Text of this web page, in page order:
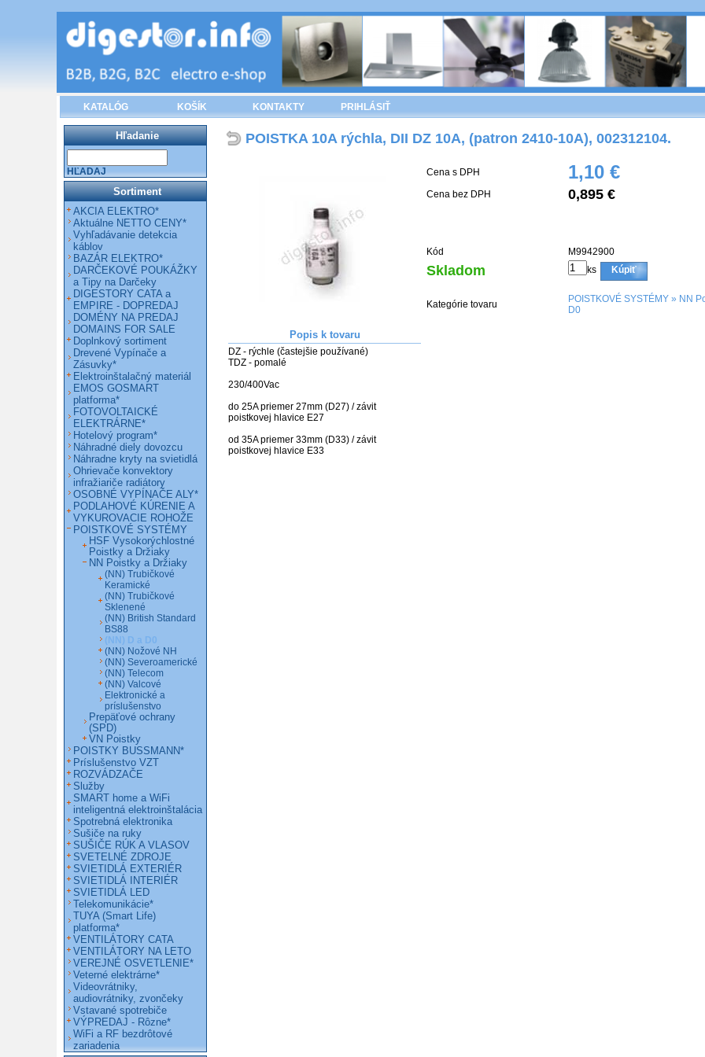
KATALÓG KOŠÍK KONTAKTY PRIHLÁSIŤ
POISTKA 10A rýchla, DII DZ 10A, (patron 2410-10A), 002312104.
Cena s DPH 1,10 €
Cena bez DPH 0,895 €
Kód M9942900
Skladom ks Kúpiť
Kategórie tovaru POISTKOVÉ SYSTÉMY » NN
D0
Popis k tovaru
DZ - rýchle (častejšie používané)
TDZ - pomalé
230/400Vac
do 25A priemer 27mm (D27) / závit
poistkovej hlavice E27
od 35A priemer 33mm (D33) / závit
poistkovej hlavice E33
Hľadanie
HĽADAJ
Sortiment
AKCIA ELEKTRO*
Aktuálne NETTO CENY*
Vyhľadávanie detekcia
káblov
BAZÁR ELEKTRO*
DARČEKOVÉ POUKÁŽKY
a Tipy na Darčeky
DIGESTORY CATA a
EMPIRE - DOPREDAJ
DOMÉNY NA PREDAJ
DOMAINS FOR SALE
Doplnkový sortiment
Drevené Vypínače a
Zásuvky*
Elektroinštalačný materiál
EMOS GOSMART
platforma*
FOTOVOLTAICKÉ
ELEKTRÁRNE*
Hotelový program*
Náhradné diely dovozcu
Náhradne kryty na svietidlá
Ohrievače konvektory
infražiariče radiátory
OSOBNÉ VYPÍNAČE ALY*
PODLAHOVÉ KÚRENIE A
VYKUROVACIE ROHOŽE
POISTKOVÉ SYSTÉMY
HSF Vysokorýchlostné
Poistky a Držiaky
NN Poistky a Držiaky
(NN) Trubičkové
Keramické
(NN) Trubičkové
Sklenené
(NN) British Standard
BS88
(NN) D a D0
(NN) Nožové NH
(NN) Severoamerické
(NN) Telecom
(NN) Valcové
Elektronické a
príslušenstvo
Prepäťové ochrany
(SPD)
VN Poistky
POISTKY BUSSMANN*
Príslušenstvo VZT
ROZVÁDZAČE
Služby
SMART home a WiFi
inteligentná elektroinštalácia
Spotrebná elektronika
Sušiče na ruky
SUŠIČE RÚK A VLASOV
SVETELNÉ ZDROJE
SVIETIDLÁ EXTERIÉR
SVIETIDLÁ INTERIÉR
SVIETIDLÁ LED
Telekomunikácie*
TUYA (Smart Life)
platforma*
VENTILÁTORY CATA
VENTILÁTORY NA LETO
VEREJNÉ OSVETLENIE*
Veterné elektrárne*
Videovrátniky,
audiovrátniky, zvončeky
Vstavané spotrebiče
VÝPREDAJ - Rôzne*
WiFi a RF bezdrôtové
zariadenia